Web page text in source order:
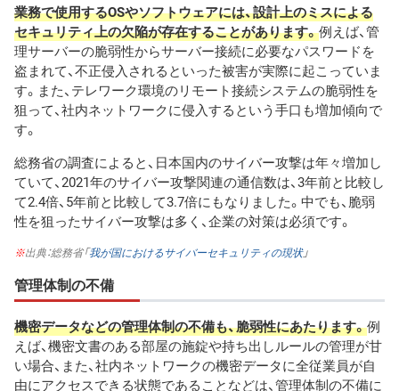
業務で使用するOSやソフトウェアには、設計上のミスによる
セキュリティ上の欠陥が存在することがあります。例えば、管
理サーバーの脆弱性からサーバー接続に必要なパスワードを
盗まれて、不正侵入されるといった被害が実際に起こっていま
す。また、テレワーク環境のリモート接続システムの脆弱性を
狙って、社内ネットワークに侵入するという手口も増加傾向で
す。
総務省の調査によると、日本国内のサイバー攻撃は年々増加し
ていて、2021年のサイバー攻撃関連の通信数は、3年前と比較し
て2.4倍、5年前と比較して3.7倍にもなりました。中でも、脆弱
性を狙ったサイバー攻撃は多く、企業の対策は必須です。
※出典：総務省「我が国におけるサイバーセキュリティの現状」
管理体制の不備
機密データなどの管理体制の不備も、脆弱性にあたります。例
えば、機密文書のある部屋の施錠や持ち出しルールの管理が甘
い場合、また、社内ネットワークの機密データに全従業員が自
由にアクセスできる状態であることなどは、管理体制の不備に